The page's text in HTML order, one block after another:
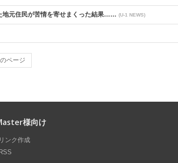
地元住民が苦情を寄せまくった結果…… (U-1 NEWS)
れる原因は口開けた時に見える銀歯
信できるようになったこと」
本国で事業不振
ページ
様向け
ンク作成